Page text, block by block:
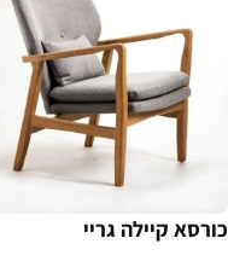
כורסא קיילה גריי